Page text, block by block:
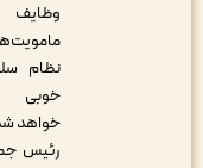
وظایف و
مامویت‌های
نظام سلامت به
خوبی روشن
خواهد شد.
رئیس جمهور در